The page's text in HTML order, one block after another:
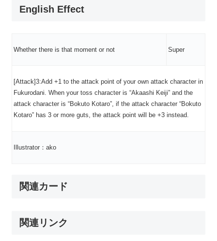
English Effect
Whether there is that moment or not Super
[Attack]3:Add +1 to the attack point of your own attack character in
Fukurodani. When your toss character is “Akaashi Keiji” and the
attack character is “Bokuto Kotaro”, if the attack character “Bokuto
Kotaro” has 3 or more guts, the attack point will be +3 instead.
Illustrator：ako
関連カード
関連リンク